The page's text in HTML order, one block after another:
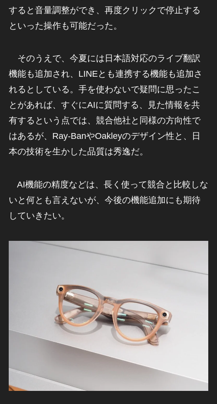
すると音量調整ができ、再度クリックで停止する
といった操作も可能だった。
そのうえで、今夏には日本語対応のライブ翻訳
機能も追加され、LINEとも連携する機能も追加さ
れるとしている。手を使わないで疑問に思ったこ
とがあれば、すぐにAIに質問する、見た情報を共
有するという点では、競合他社と同様の方向性で
はあるが、Ray-BanやOakleyのデザイン性と、日
本の技術を生かした品質は秀逸だ。
AI機能の精度などは、長く使って競合と比較しな
いと何とも言えないが、今後の機能追加にも期待
していきたい。